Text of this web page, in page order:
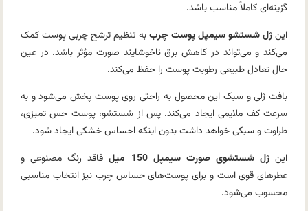
گزینه‌ای کاملاً مناسب باشد.
اینژل شستشو سیمپل پوست چرببه تنظیم ترشح چربی پوست کمک
می‌کند و می‌تواند در کاهش برق ناخوشایند صورت مؤثر باشد. در عین
حال تعادل طبیعی رطوبت پوست را حفظ می‌کند.
بافت ژلی و سبک این محصول به راحتی روی پوست پخش می‌شود و به
سرعت کف ملایمی ایجاد می‌کند. پس از شستشو، پوست حس تمیزی،
طراوت و سبکی خواهد داشت بدون اینکه احساس خشکی ایجاد شود.
اینژل شستشوی صورت سیمپل 150 میل
فاقد رنگ مصنوعی و
عطرهای قوی است و برای پوست‌های حساس چرب نیز انتخاب مناسبی
محسوب می‌شود.